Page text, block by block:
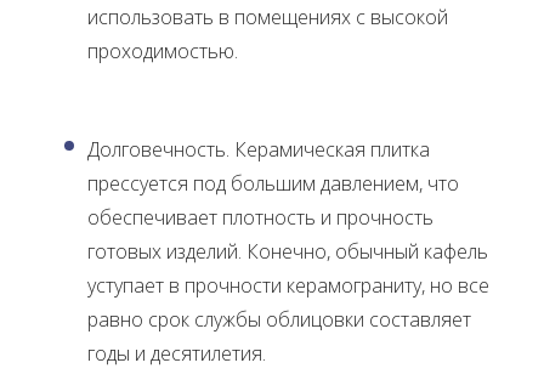
использовать в помещениях с высокой
проходимостью.
Долговечность. Керамическая плитка
прессуется под большим давлением, что
обеспечивает плотность и прочность
готовых изделий. Конечно, обычный кафель
уступает в прочности керамограниту, но все
равно срок службы облицовки составляет
годы и десятилетия.